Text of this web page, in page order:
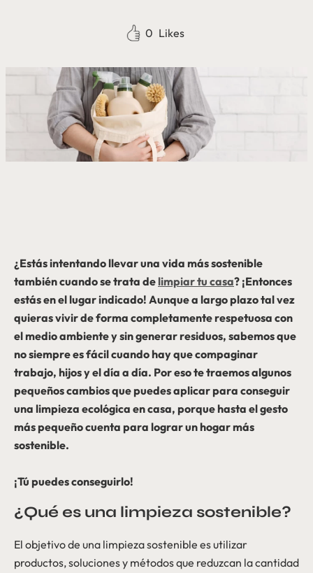
0 Likes
¿Estás intentando llevar una vida más sostenible
también cuando se trata de limpiar tu casa? ¡Entonces
estás en el lugar indicado! Aunque a largo plazo tal vez
quieras vivir de forma completamente respetuosa con
el medio ambiente y sin generar residuos, sabemos que
no siempre es fácil cuando hay que compaginar
trabajo, hijos y el día a día. Por eso te traemos algunos
pequeños cambios que puedes aplicar para conseguir
una limpieza ecológica en casa, porque hasta el gesto
más pequeño cuenta para lograr un hogar más
sostenible.
¡Tú puedes conseguirlo!
¿Qué es una limpieza sostenible?
El objetivo de una limpieza sostenible es utilizar
productos, soluciones y métodos que reduzcan la cantidad